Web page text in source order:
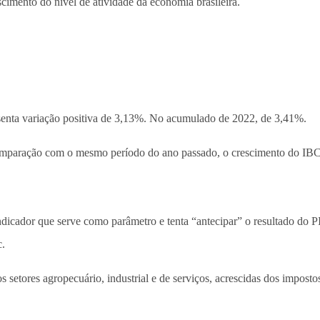
variação positiva de 3,13%. No acumulado de 2022, de 3,41%.
com o mesmo período do ano passado, o crescimento do
que serve como parâmetro e tenta “antecipar” o resultado
agropecuário, industrial e de serviços, acrescidas dos